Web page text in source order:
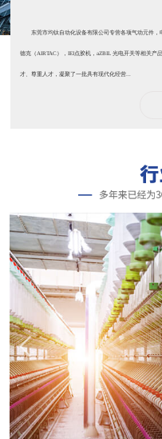
东莞市均钛自动化设备有限公司专营各项气动元件，
德克（AIRTAC），IEI点胶机，aZBIL 光电开关等相关
才、尊重人才，凝聚了一批具有现代化经营...